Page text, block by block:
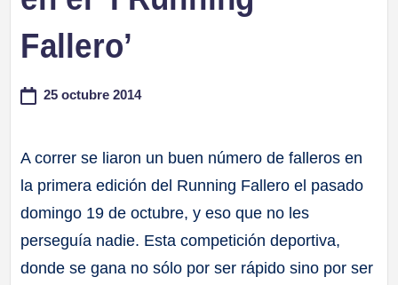
Fallero’
25 octubre 2014
A correr se liaron un buen número de falleros en
la primera edición del Running Fallero el pasado
domingo 19 de octubre, y eso que no les
perseguía nadie. Esta competición deportiva,
donde se gana no sólo por ser rápido sino por ser